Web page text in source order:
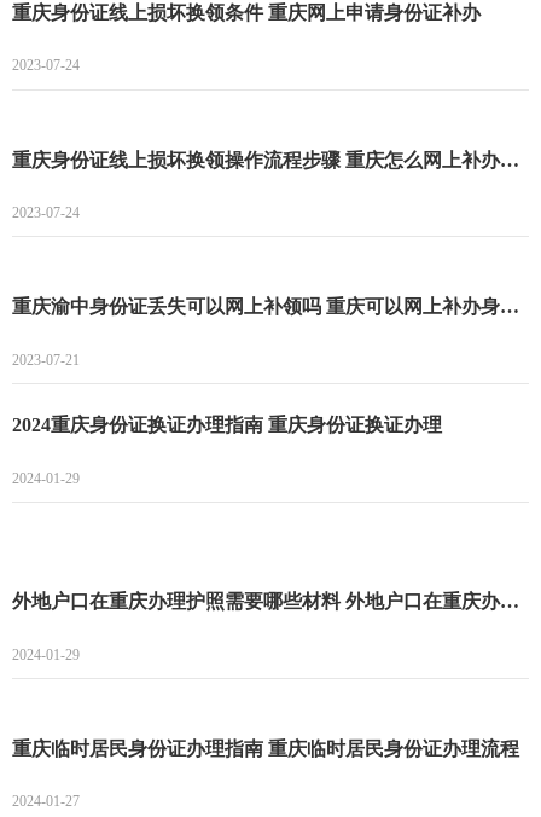
重庆身份证线上损坏换领条件 重庆网上申请身份证补办
2023-07-24
重庆身份证线上损坏换领操作流程步骤 重庆怎么网上补办身份证
2023-07-24
重庆渝中身份证丢失可以网上补领吗 重庆可以网上补办身份证吗
2023-07-21
2024重庆身份证换证办理指南 重庆身份证换证办理
2024-01-29
外地户口在重庆办理护照需要哪些材料 外地户口在重庆办理护照指南
2024-01-29
重庆临时居民身份证办理指南 重庆临时居民身份证办理流程
2024-01-27